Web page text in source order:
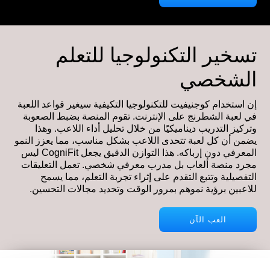
تسخير التكنولوجيا للتعلم
الشخصي
إن استخدام كوجنيفيت للتكنولوجيا التكيفية سيغير قواعد اللعبة
في لعبة الشطرنج على الإنترنت. تقوم المنصة بضبط الصعوبة
وتركيز التدريب ديناميكيًا من خلال تحليل أداء اللاعب. وهذا
يضمن أن كل لعبة تتحدى اللاعب بشكل مناسب، مما يعزز النمو
المعرفي دون إرباكه. هذا التوازن الدقيق يجعل CogniFit ليس
مجرد منصة ألعاب بل مدرب معرفي شخصي. تعمل التعليقات
التفصيلية وتتبع التقدم على إثراء تجربة التعلم، مما يسمح
للاعبين برؤية نموهم بمرور الوقت وتحديد مجالات التحسين.
العب الآن